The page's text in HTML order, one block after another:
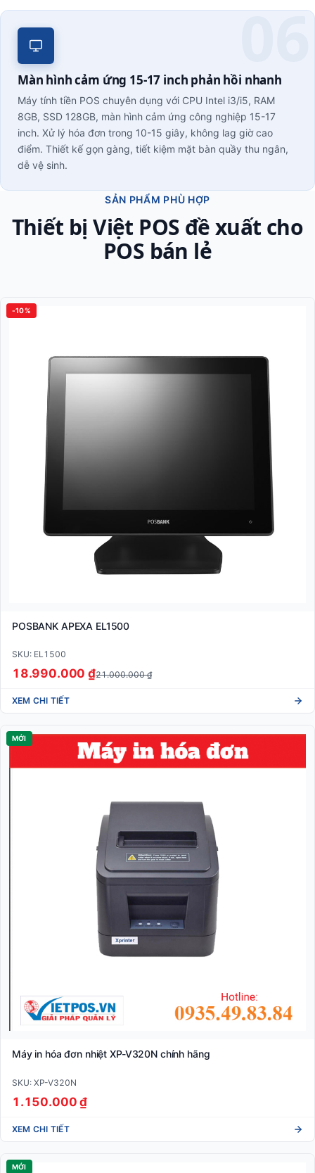
Màn hình cảm ứng 15-17 inch phản hồi nhanh
Máy tính tiền POS chuyên dụng với CPU Intel i3/i5, RAM
8GB, SSD 128GB, màn hình cảm ứng công nghiệp 15-17
inch. Xử lý hóa đơn trong 10-15 giây, không lag giờ cao
điểm. Thiết kế gọn gàng, tiết kiệm mặt bàn quầy thu ngân,
dễ vệ sinh.
SẢN PHẨM PHÙ HỢP
Thiết bị Việt POS đề xuất cho
POS bán lẻ
-10%
POSBANK APEXA EL1500
SKU: EL1500
18.990.000 ₫21.000.000 ₫
XEM CHI TIẾT
MỚI
Máy in hóa đơn nhiệt XP-V320N chính hãng
SKU: XP-V320N
1.150.000 ₫
XEM CHI TIẾT
MỚI